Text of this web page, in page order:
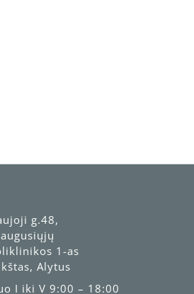
g.48,
1-as
Alytus
I iki V 9:00 – 18:00